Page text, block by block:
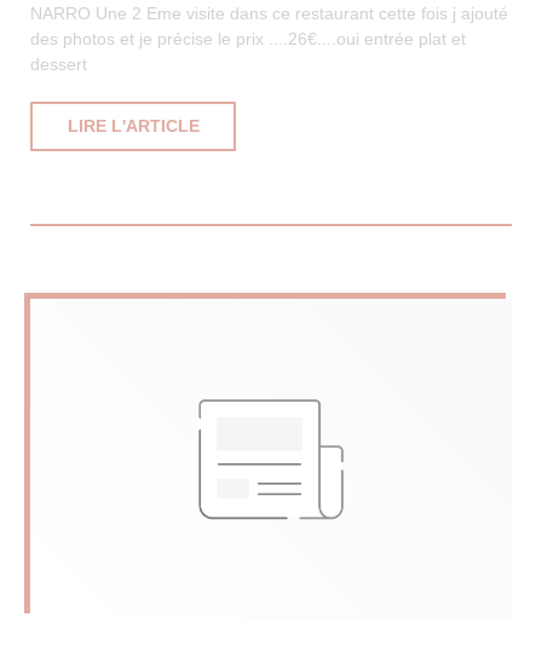
NARRO Une 2 Eme visite dans ce restaurant cette fois j ajouté
des photos et je précise le prix ....26€....oui entrée plat et
dessert
LIRE L'ARTICLE((OUVRE UNE NOUVELLE FENÊTRE))